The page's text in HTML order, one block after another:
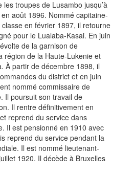
les troupes de Lusambo jusqu’à
août 1896. Nommé capitaine-
en février 1897, il retourne
pour le Lualaba-Kasai. En juin
de la garnison de
région de la Haute-Lukenie et
À partir de décembre 1898, il
du district et en juin
nommé commissaire de
Il poursuit son travail de
Il rentre définitivement en
reprend du service dans
Il est pensionné en 1910 avec
reprend du service pendant la
Il est nommé lieutenant-
1920. Il décède à Bruxelles